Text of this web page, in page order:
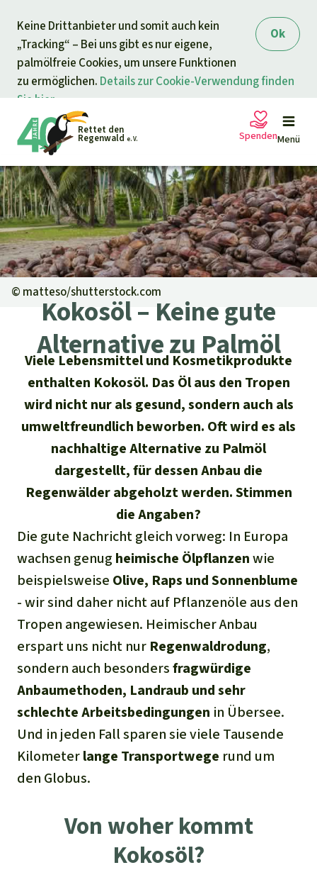
Ok
Keine Drittanbieter und somit auch kein
„Tracking“ – Bei uns gibt es nur eigene,
palmölfreie Cookies, um unsere Funktionen
zu ermöglichen. Details zur Cookie-Verwendung finden
Sie hier.
Rettet den
Regenwald e. V. Menü
Petitionen
Projekte
Informieren
Aktuelles
Erfolge
Alle News
Kids
Newsletter­anmeldung
Unsere Themen
Der Regenwald
Klima
Biodiversität
Schutzgebiete
Palmöl
Biokraftstoff
Tropenholz
Aluminium
Gold
Fleisch und Soja
Staudämme
Regenwald Report
Aktuelle Ausgabe
01/2026
04/2025
03/2025
02/2025
Ältere Ausgaben
Erfolge
Shop
Überuns
Über uns
40 Jahre Vereins­geschichte
Häufige Fragen
Jahresberichte
Stiftung
Kontakt
Transparenz
Medien
Presse
Presse-Echo
Widget einbinden
Banner einbinden
Freianzeigen
Suche
Deutsch
English
Español
Français
Italiano
Português
Indonesia
Spenden
Ihre Spende hilft
Allgemeine Spende
Dringender Spendenaufruf
Regenwald-Urkunden
Fragen & Antworten
Testament
SpendenkontoRettet den
Regenwald e. V.
DE11 4306 096720250541 00
GENODEM1GLS
GLS Bank
IBAN kopieren
Spenden für ein Thema
Tierschutz
Waldschutz
Schutz von Indigenen
Spenden für eine Region
Südostasien
Afrika
Lateinamerika
© matteso/shutterstock.com
Kokosöl – Keine gute
Alternative zu Palmöl
Viele Lebensmittel und Kosmetikprodukte
enthalten Kokosöl. Das Öl aus den Tropen
wird nicht nur als gesund, sondern auch als
umweltfreundlich beworben. Oft wird es als
nachhaltige Alternative zu Palmöl
dargestellt, für dessen Anbau die
Regenwälder abgeholzt werden. Stimmen
die Angaben?
Die gute Nachricht gleich vorweg: In Europa
wachsen genug heimische Ölpflanzenwie
beispielsweise Olive, Raps und Sonnenblume
- wir sind daher nicht auf Pflanzenöle aus den
Tropen angewiesen. Heimischer Anbau
erspart uns nicht nur Regenwaldrodung,
sondern auch besondersfragwürdige
Anbaumethoden, Landraub undsehr
schlechteArbeitsbedingungen in Übersee.
Und in jeden Fall sparen sie viele Tausende
Kilometerlange Transportwege rund um
den Globus.
Von woher kommt
Kokosöl?